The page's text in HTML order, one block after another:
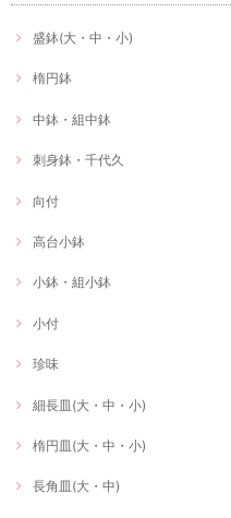
盛鉢(大・中・小)
楕円鉢
中鉢・組中鉢
刺身鉢・千代久
向付
高台小鉢
小鉢・組小鉢
小付
珍味
細長皿(大・中・小)
楕円皿(大・中・小)
長角皿(大・中)